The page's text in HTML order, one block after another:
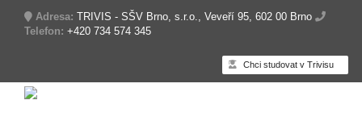
Adresa: TRIVIS - SŠV Brno, s.r.o., Veveří 95, 602 00 Brno
Telefon: +420 734 574 345
Chci studovat v Trivisu